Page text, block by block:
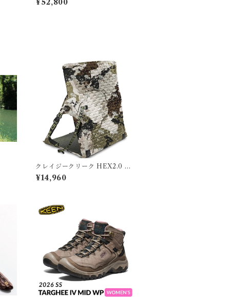
¥52,800
クレイジークリーク HEX2.0 ロ
ングバックチェア スペシャルエ
ディションカモ
¥14,960